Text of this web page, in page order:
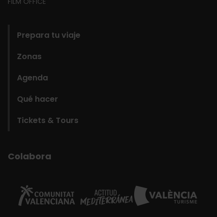
Prepara tu viaje
Zonas
Agenda
Qué hacer
Tickets & Tours
Colabora